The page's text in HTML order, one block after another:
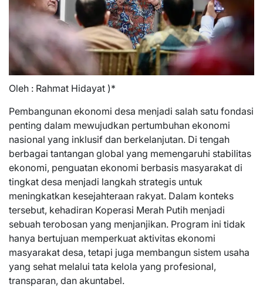
Oleh : Rahmat Hidayat )*
Pembangunan ekonomi desa menjadi salah satu fondasi
penting dalam mewujudkan pertumbuhan ekonomi
nasional yang inklusif dan berkelanjutan. Di tengah
berbagai tantangan global yang memengaruhi stabilitas
ekonomi, penguatan ekonomi berbasis masyarakat di
tingkat desa menjadi langkah strategis untuk
meningkatkan kesejahteraan rakyat. Dalam konteks
tersebut, kehadiran Koperasi Merah Putih menjadi
sebuah terobosan yang menjanjikan. Program ini tidak
hanya bertujuan memperkuat aktivitas ekonomi
masyarakat desa, tetapi juga membangun sistem usaha
yang sehat melalui tata kelola yang profesional,
transparan, dan akuntabel.